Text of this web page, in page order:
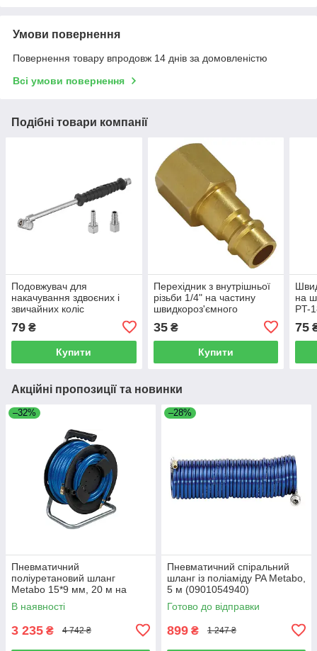
Умови повернення
Повернення товару впродовж 14 днів за домовленістю
Всі умови повернення
Подібні товари компанії
Подовжувач для
накачування здвоєних і
звичайних коліс
типи з'єднання
INTERTOOL PT-0515
79 ₴
Купити
Перехідник з внутрішньої
різьби 1/4" на частину
швидкороз'ємного
INTERTOOL (PT-1848)
35₴
Купити
на
PT-
75
Акційні пропозиції та новинки
–32%
Пневматичний
поліуретановий шланг
Metabo 15*9 мм, 20 м на
котушці SA 100 (0901054975)
В наявності
3 235 ₴ 4 742 ₴
–28%
Пневматичний спіральний
шланг із поліаміду PA Metabo,
5 м (0901054940)
Готово до відправки
899 ₴ 1 247 ₴